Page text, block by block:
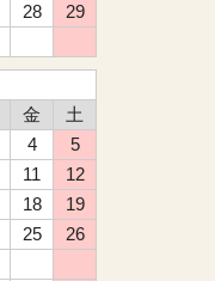
28
29
金
土
4
5
11
12
18
19
25
26